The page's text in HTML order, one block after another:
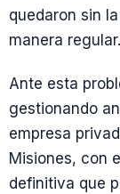
quedaron sin
manera regular.
Ante esta
gestionando
empresa
Misiones, con
definitiva que